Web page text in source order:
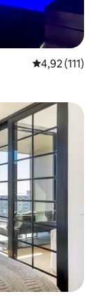
4,92 de
4,92 (111)